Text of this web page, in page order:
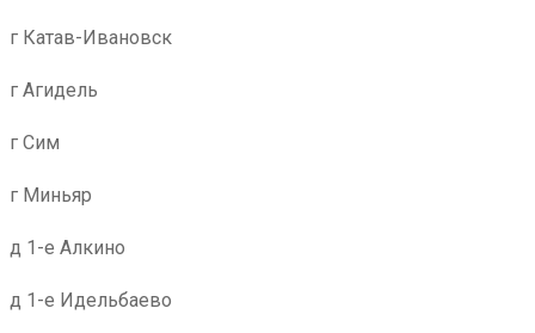
г Катав-Ивановск
г Агидель
г Сим
г Миньяр
д 1-е Алкино
д 1-е Идельбаево